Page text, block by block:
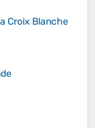
Croix Blanche